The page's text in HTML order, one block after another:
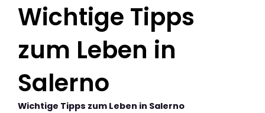
Wichtige Tipps
zum Leben in
Salerno
Wichtige Tipps zum Leben in Salerno